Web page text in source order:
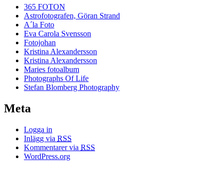
365 FOTON
Astrofotografen, Göran Strand
A´la Foto
Eva Carola Svensson
Fotojohan
Kristina Alexandersson
Kristina Alexandersson
Maries fotoalbum
Photographs Of Life
Stefan Blomberg Photography
Meta
Logga in
Inlägg via RSS
Kommentarer via RSS
WordPress.org